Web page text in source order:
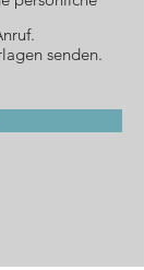
senden.